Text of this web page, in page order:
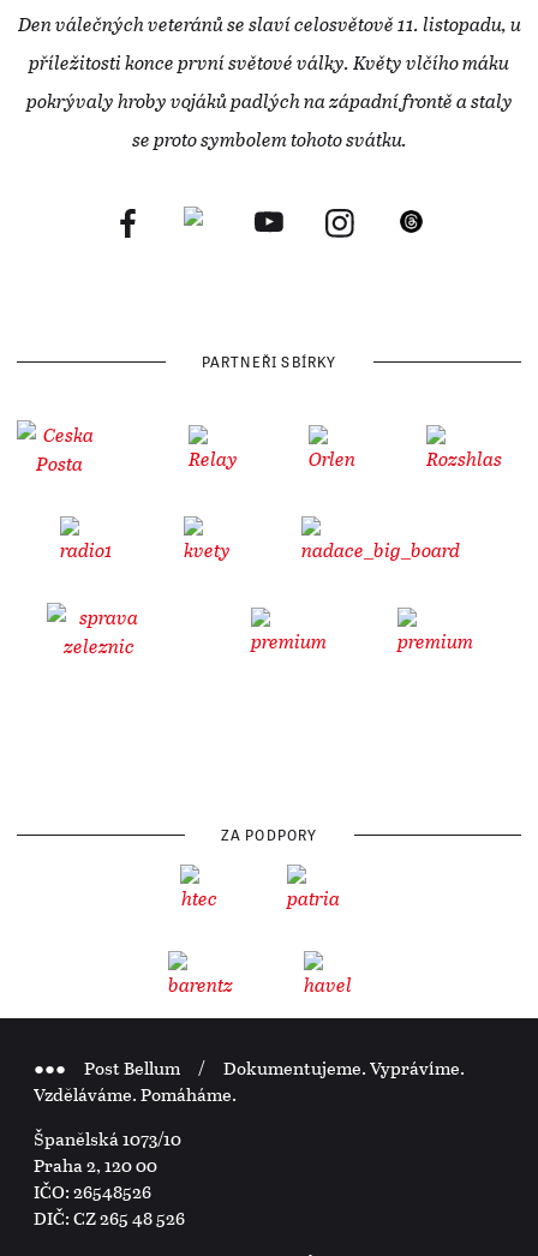
Den válečných veteránů se slaví celosvětově 11. listopadu, u
příležitosti konce první světové války. Květy vlčího máku
pokrývaly hroby vojáků padlých na západní frontě a staly
se proto symbolem tohoto svátku.
PARTNEŘI SBÍRKY
ZA PODPORY
●●●Post Bellum / Dokumentujeme. Vyprávíme.
Vzděláváme. Pomáháme.
Španělská 1073/10
Praha 2, 120 00
IČO: 26548526
DIČ: CZ 265 48 526